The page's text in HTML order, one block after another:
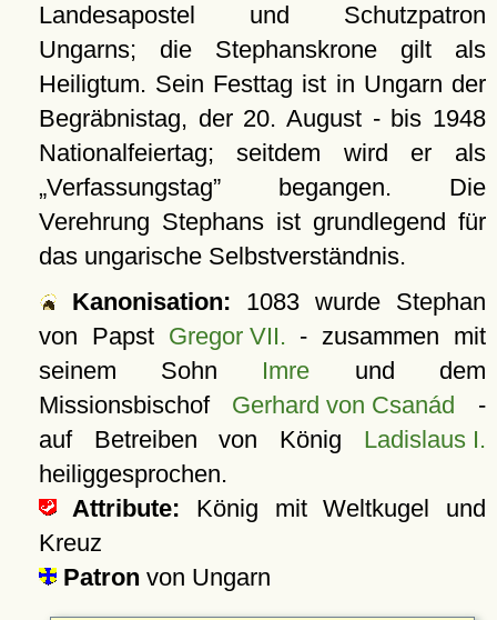
Landesapostel und Schutzpatron
Ungarns; die Stephanskrone gilt als
Heiligtum. Sein Festtag ist in Ungarn der
Begräbnistag, der 20. August - bis 1948
Nationalfeiertag; seitdem wird er als
Verfassungstag begangen. Die
Verehrung Stephans ist grundlegend für
das ungarische Selbstverständnis.
Kanonisation:
1083wurde Stephan
von Papst Gregor VII. - zusammen mit
seinem Sohn Imre und dem
Missionsbischof Gerhard von Csanád -
auf Betreiben von König Ladislaus I.
heiliggesprochen.
Attribute: König mit Weltkugel und
Kreuz
Patron von Ungarn